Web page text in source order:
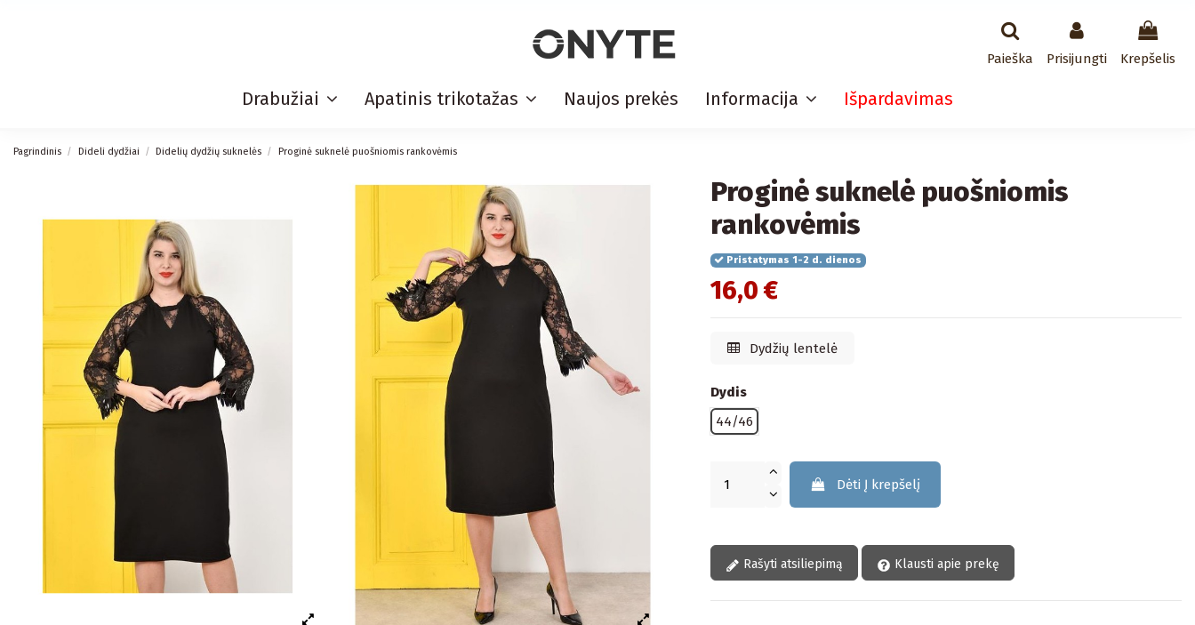
Paieška Prisijungti Krepšelis
Drabužiai Apatinis trikotažas Naujos prekės Informacija Išpardavimas
Pagrindinis Dideli dydžiai Didelių dydžių suknelės Proginė suknelė puošniomis rankovėmis
Proginė suknelė puošniomis
rankovėmis
Pristatymas 1-2 d. dienos
16,0 €
Dydžių lentelė
Dydis
44/46
Dėti Į krepšelį
Rašyti atsiliepimą Klausti apie prekę